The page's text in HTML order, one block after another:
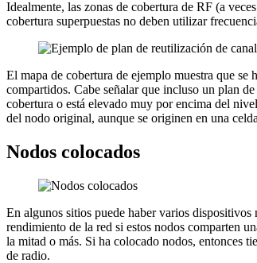
Idealmente, las zonas de cobertura de RF (a
cobertura superpuestas no deben utilizar
El mapa de cobertura de ejemplo muestra que se
compartidos. Cabe señalar que incluso un plan
cobertura o está elevado muy por encima del
del nodo original, aunque se originen en una
Nodos colocados
En algunos sitios puede haber varios
rendimiento de la red si estos nodos comparten
la mitad o más. Si ha colocado nodos, entonces
de radio.